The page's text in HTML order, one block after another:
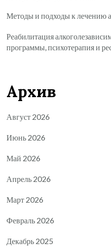
Методы и подходы к лечению
Реабилитация
программы, психотерапия и
Архив
Август 2026
Июнь 2026
Май 2026
Апрель 2026
Март 2026
Февраль 2026
Декабрь 2025